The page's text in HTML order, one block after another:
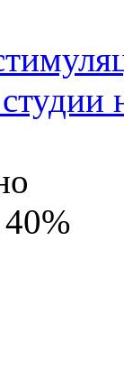
40%